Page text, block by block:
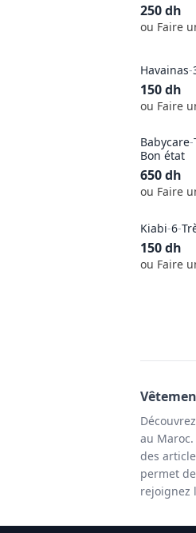
250dh
ou Faire
Havainas-
150dh
ou Faire
Babycare-
Bon état
650dh
ou Faire
Kiabi-6-
150dh
ou Faire
au
des
permet
rejoignez